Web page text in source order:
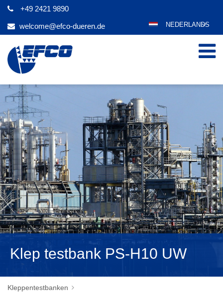
+49 2421 9890
welcome@efco-dueren.de
POLSKI
ITALIANO
عربي
한국어
日本語
ČEŠTINA
PORTUGUÊS
РУССКИЙ
TÜRKÇE
MAGYAR
NEDERLANDS
Klep testbank PS-H10 UW
Kleppentestbanken